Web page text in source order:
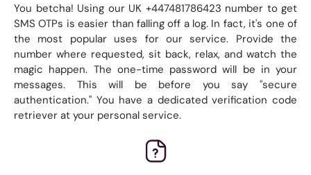
You betcha! Using our UK +447481786423 number to get
SMS OTPs is easier than falling off a log. In fact, it's one of
the most popular uses for our service. Provide the
number where requested, sit back, relax, and watch the
magic happen. The one-time password will be in your
messages. This will be before you say "secure
authentication." You have a dedicated verification code
retriever at your personal service.